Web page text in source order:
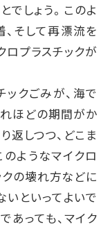
でしょう。このよ
、そして再漂流を
ロプラスチックが
クごみが、海で
れほどの期間がか
返しつつ、どこま
のようなマイクロ
クの壊れ方などに
いといってよいで
あっても、マイク